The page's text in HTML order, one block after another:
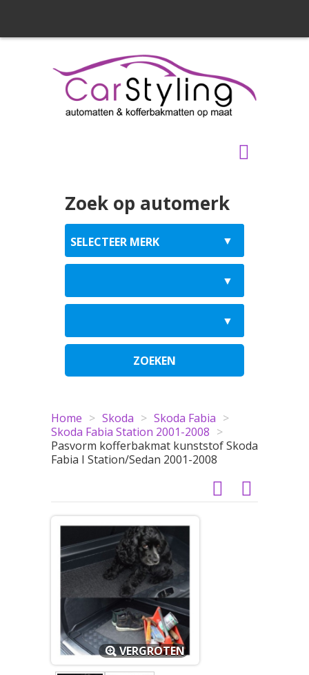
Zoek op automerk
ZOEKEN
Home > Skoda > Skoda Fabia >
Skoda Fabia Station 2001-2008 >
Pasvorm kofferbakmat kunststof Skoda
Fabia I Station/Sedan 2001-2008
VERGROTEN